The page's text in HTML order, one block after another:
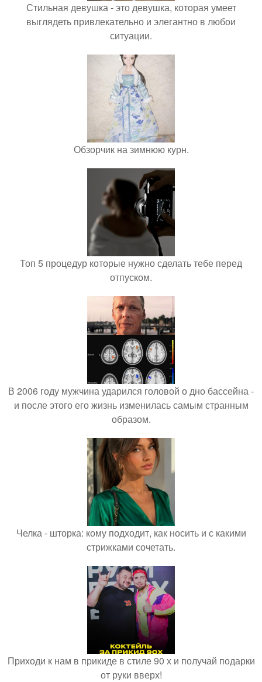
Стильная девушка - это девушка, которая умеет
выглядеть привлекательно и элегантно в любои
ситуации.
Обзорчик на зимнюю курн.
Топ 5 процедур которые нужно сделать тебе перед
отпуском.
В 2006 году мужчина ударился головой о дно бассейна -
и после этого его жизнь изменилась самым странным
образом.
Челка - шторка: кому подходит, как носить и с какими
стрижками сочетать.
Приходи к нам в прикиде в стиле 90 х и получай подарки
от руки вверх!